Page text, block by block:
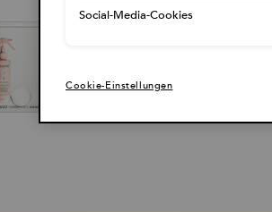
Social-Media-Cookies
Cookie-Einstellungen